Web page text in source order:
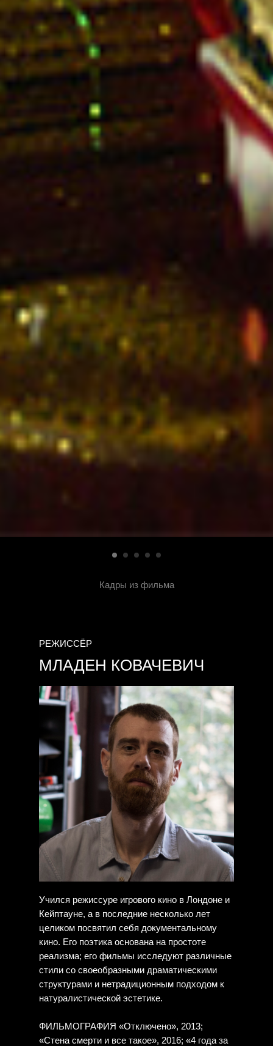
Кадры из фильма
Учился режиссуре игрового кино в Лондоне и
Кейптауне, а в последние несколько лет
целиком посвятил себя документальному
кино. Его поэтика основана на простоте
реализма; его фильмы исследуют различные
стили со своеобразными драматическими
структурами и нетрадиционным подходом к
натуралистической эстетике.
ФИЛЬМОГРАФИЯ «Отключено», 2013;
«Стена смерти и все такое», 2016; «4 года за
МЛАДЕН КОВАЧЕВИЧ
РЕЖИССЁР